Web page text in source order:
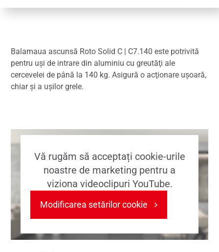
Balamaua ascunsă Roto Solid C | C7.140 este potrivită
pentru uşi de intrare din aluminiu cu greutăţi ale
cercevelei de până la 140 kg. Asigură o acţionare uşoară,
chiar şi a uşilor grele.
Vă rugăm să acceptați cookie-urile
noastre de marketing pentru a
viziona videoclipuri YouTube.
Modificarea setărilor cookie